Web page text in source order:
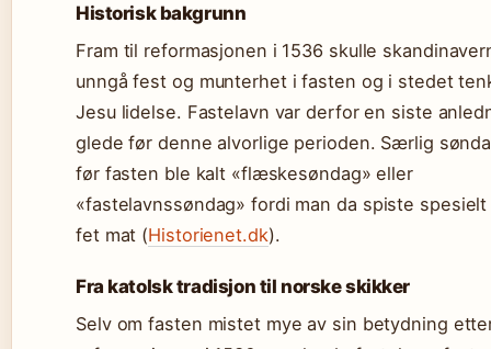
Historisk bakgrunn
Fram til reformasjonen i 1536 skulle
unngå fest og munterhet i fasten og i stedet
Jesu lidelse. Fastelavn var derfor en siste
glede før denne alvorlige perioden. Særlig
før fasten ble kalt «flæskesøndag» eller
«fastelavnssøndag» fordi man da spiste spesielt
fet mat (Historienet.dk).
Fra katolsk tradisjon til norske skikker
Selv om fasten mistet mye av sin betydning